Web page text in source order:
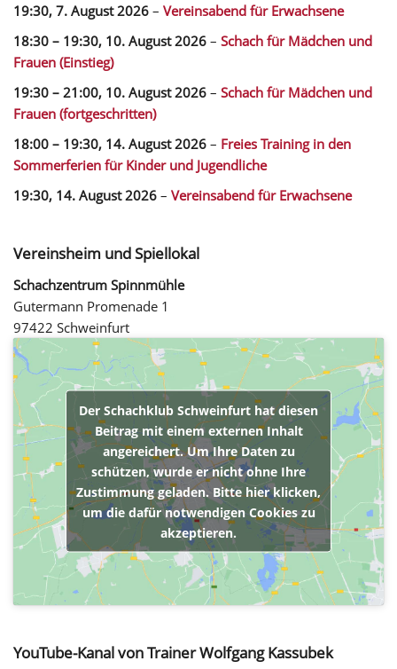
19:30, 7. August 2026 – Vereinsabend für Erwachsene
18:30 – 19:30, 10. August 2026 – Schach für Mädchen und
Frauen (Einstieg)
19:30 – 21:00, 10. August 2026 – Schach für Mädchen und
Frauen (fortgeschritten)
18:00 – 19:30, 14. August 2026 – Freies Training in den
Sommerferien für Kinder und Jugendliche
19:30, 14. August 2026 – Vereinsabend für Erwachsene
Vereinsheim und Spiellokal
Schachzentrum Spinnmühle
Gutermann Promenade 1
97422 Schweinfurt
Der Schachklub Schweinfurt hat diesen
Beitrag mit einem externen Inhalt
angereichert. Um Ihre Daten zu
schützen, wurde er nicht ohne Ihre
Zustimmung geladen. Bitte hier klicken,
um die dafür notwendigen Cookies zu
akzeptieren.
YouTube-Kanal von Trainer Wolfgang Kassubek